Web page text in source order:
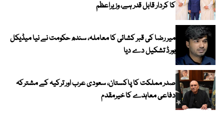
کا کردار قابل قدر ہے، وزیراعظم
میر رضا کی قبر کشائی کا معاملہ، سندھ حکومت نے نیا میڈیکل
بورڈ تشکیل دے دیا
صدر مملکت کا پاکستان، سعودی عرب اور ترکیہ کے مشترکہ
دفاعی معاہدے کا خیرمقدم